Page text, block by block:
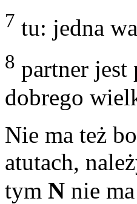
7 tu: jedna
8 partner jest
dobrego
Nie ma też
atutach,
tym N nie